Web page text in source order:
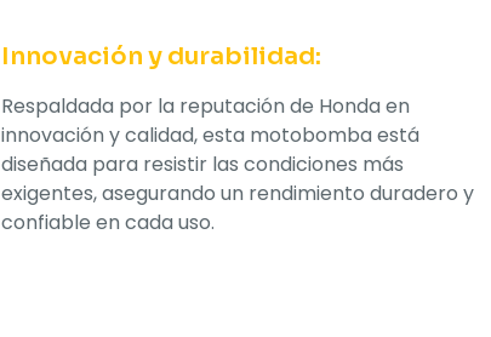
Innovación y durabilidad:
Respaldada por la reputación de Honda en
innovación y calidad, esta motobomba está
diseñada para resistir las condiciones más
exigentes, asegurando un rendimiento duradero y
confiable en cada uso.